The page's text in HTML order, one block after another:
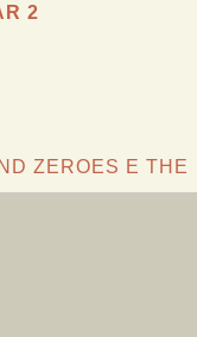
2
ZEROES E THE
OPS